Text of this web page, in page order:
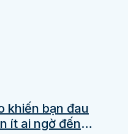
khiến bạn đau
ít ai ngờ đến